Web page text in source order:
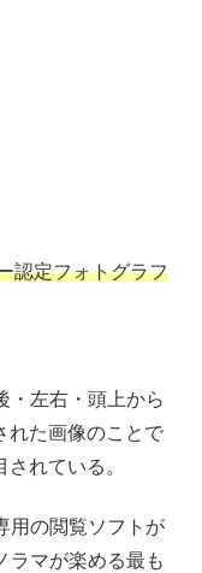
認定フォトグラフ
・左右・頭上から
れた画像のことで
れている。
用の閲覧ソフトが
ラマが楽める最も